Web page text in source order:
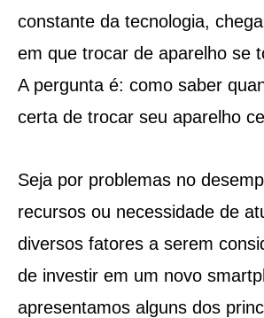
constante da tecnologia,
em que trocar de aparelho se
A pergunta é: como saber
certa de trocar seu aparelho
Seja por problemas no
recursos ou necessidade de
diversos fatores a serem
de investir em um novo
apresentamos alguns dos